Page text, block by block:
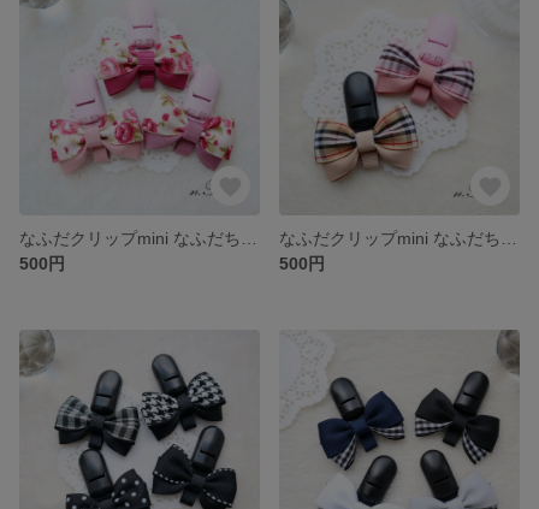
500円
500円